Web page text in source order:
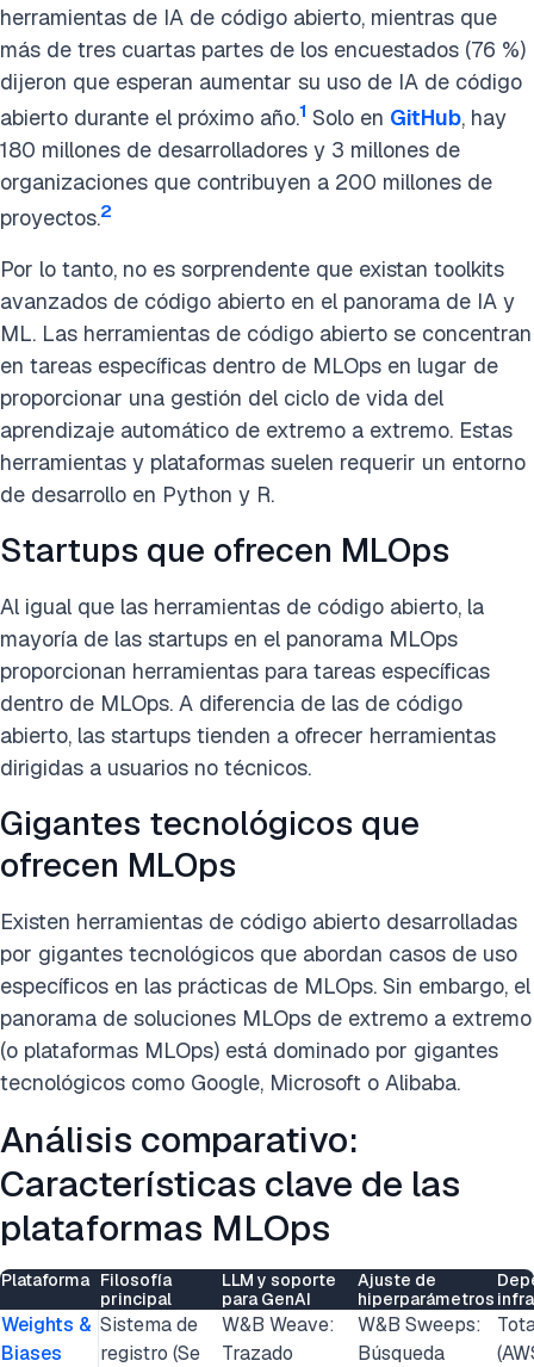
herramientas de IA de código abierto, mientras que
más de tres cuartas partes de los encuestados (76 %)
dijeron que esperan aumentar su uso de IA de código
abierto durante el próximo año.1 Solo en GitHub, hay
180 millones de desarrolladores y 3 millones de
organizaciones que contribuyen a 200 millones de
proyectos.2
Por lo tanto, no es sorprendente que existan toolkits
avanzados de código abierto en el panorama de IA y
ML. Las herramientas de código abierto se concentran
en tareas específicas dentro de MLOps en lugar de
proporcionar una gestión del ciclo de vida del
aprendizaje automático de extremo a extremo. Estas
herramientas y plataformas suelen requerir un entorno
de desarrollo en Python y R.
Startups que ofrecen MLOps
Al igual que las herramientas de código abierto, la
mayoría de las startups en el panorama MLOps
proporcionan herramientas para tareas específicas
dentro de MLOps. A diferencia de las de código
abierto, las startups tienden a ofrecer herramientas
dirigidas a usuarios no técnicos.
Gigantes tecnológicos que
ofrecen MLOps
Existen herramientas de código abierto desarrolladas
por gigantes tecnológicos que abordan casos de uso
específicos en las prácticas de MLOps. Sin embargo, el
panorama de soluciones MLOps de extremo a extremo
(o plataformas MLOps) está dominado por gigantes
tecnológicos como Google, Microsoft o Alibaba.
Análisis comparativo:
Características clave de las
plataformas MLOps
Plataforma Filosofía
principal
LLM y soporte
para GenAI
Ajuste de
hiperparámetros
Weights &
Biases
Sistema de
registro (Se
W&B Weave:
Trazado
W&B Sweeps:
Búsqueda